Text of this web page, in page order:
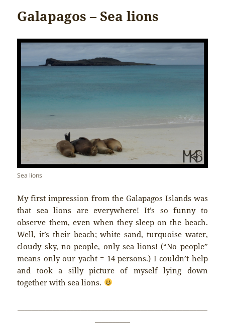
Galapagos – Sea lions
Sea lions
My first impression from the Galapagos Islands was
that sea lions are everywhere! It’s so funny to
observe them, even when they sleep on the beach.
Well, it’s their beach; white sand, turquoise water,
cloudy sky, no people, only sea lions! (“No people”
means only our yacht = 14 persons.) I couldn’t help
and took a silly picture of myself lying down
together with sea lions.